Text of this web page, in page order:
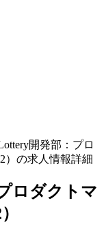
開発部：プロ
）の求人情報詳細
ロダクトマ